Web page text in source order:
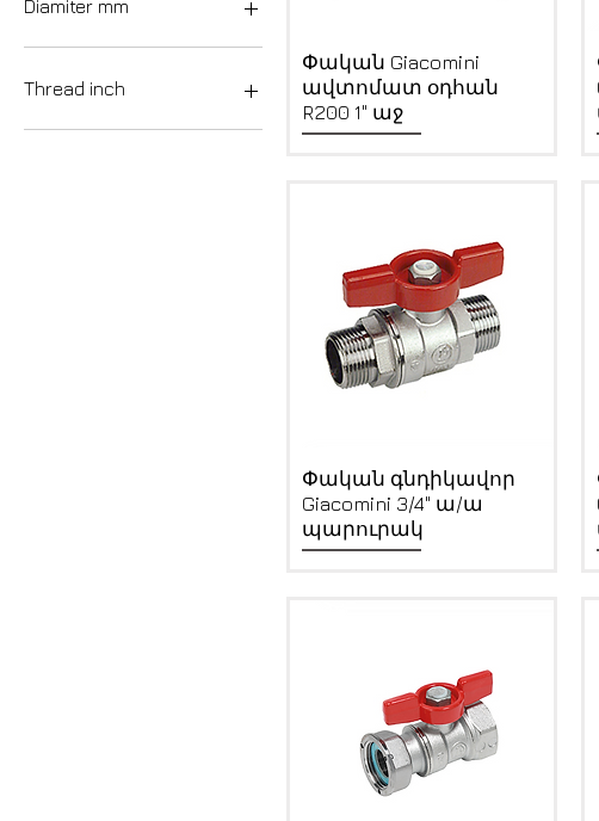
Giacomini
ProAqua
FIV
Diamiter mm
20
25
40
Thread inch
1/2
Quick View
Փական Giacomini
ավտոմատ օդհան
R200 1" աջ
Quick View
Փական գնդիկավոր
Giacomini 3/4" ա/ա
պարուրակ